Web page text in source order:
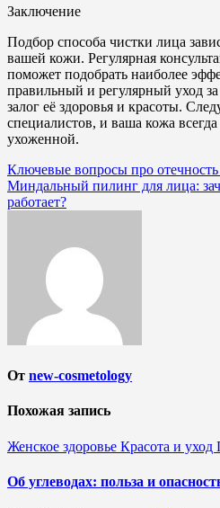
Заключение
Подбор способа чистки лица
вашей кожи. Регулярная
поможет подобрать наиболее
правильный и регулярный уход
залог её здоровья и красоты.
специалистов, и ваша кожа
ухоженной.
Навигация
по
Ключевые вопросы про
Миндальный пилинг для лица:
работает?
От new-cosmetology
Похожая запись
Женское здоровье Красота и уход
Об углеводах: польза и